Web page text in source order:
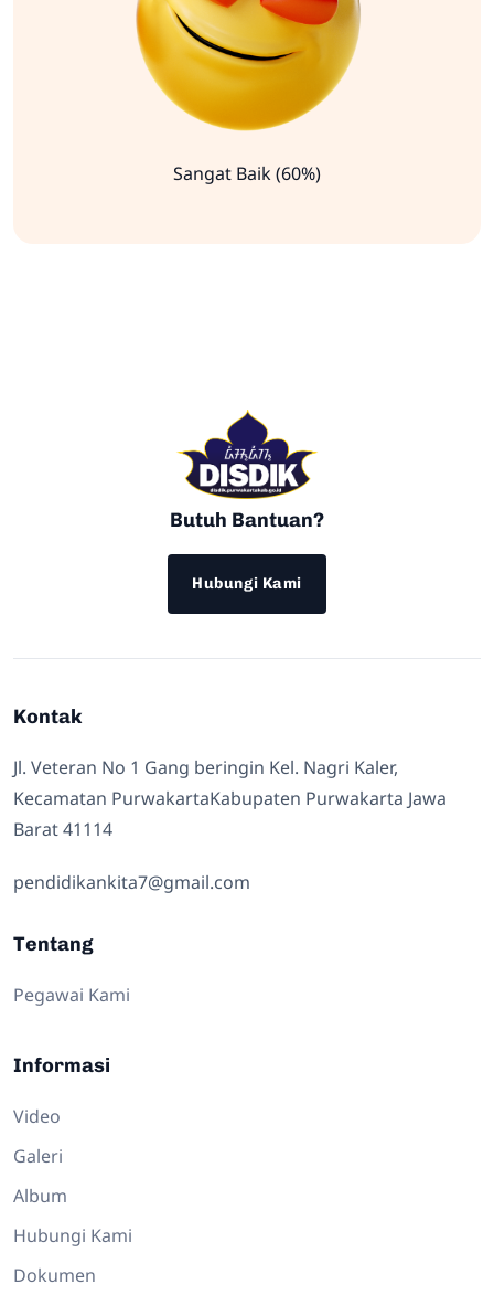
Sangat Baik (60%)
Butuh Bantuan?
Hubungi Kami
Kontak
Jl. Veteran No 1 Gang beringin Kel. Nagri Kaler,
Kecamatan PurwakartaKabupaten Purwakarta Jawa
Barat 41114
pendidikankita7@gmail.com
Tentang
Pegawai Kami
Informasi
Video
Galeri
Album
Hubungi Kami
Dokumen